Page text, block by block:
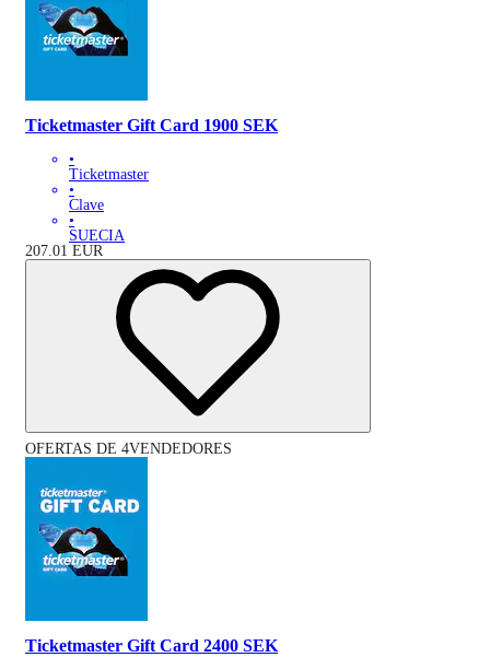
Ticketmaster Gift Card 1900 SEK
•
Ticketmaster
•
Clave
•
SUECIA
207.01 EUR
OFERTAS DE 4VENDEDORES
Ticketmaster Gift Card 2400 SEK